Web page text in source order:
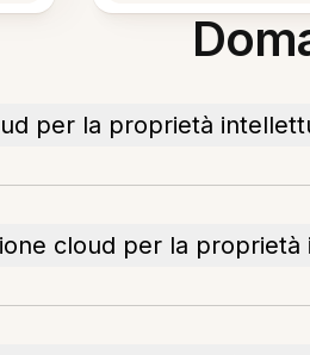
per la proprietà
cloud per la proprietà